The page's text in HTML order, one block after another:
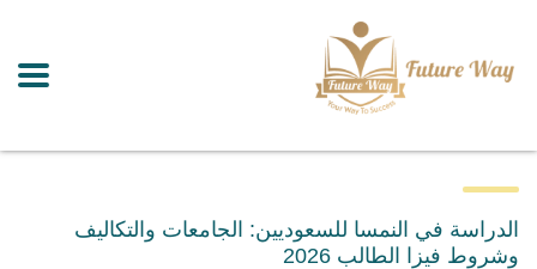
الدراسة في النمسا للسعوديين: الجامعات والتكاليف
وشروط فيزا الطالب 2026